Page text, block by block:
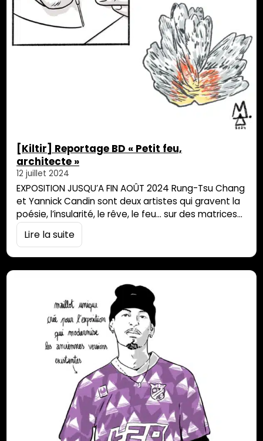
[Kiltir] Reportage BD « Petit feu,
architecte »
12 juillet 2024
EXPOSITION JUSQU’A FIN AOÛT 2024 Rung-Tsu Chang
et Yannick Candin sont deux artistes qui gravent la
poésie, l’insularité, le rêve, le feu… sur des matrices
variées en cuivre, en bois, en lino. L’exposition « Petit
feu, architecte » s’est déroulée en mai 2024 à la
Lire la suite